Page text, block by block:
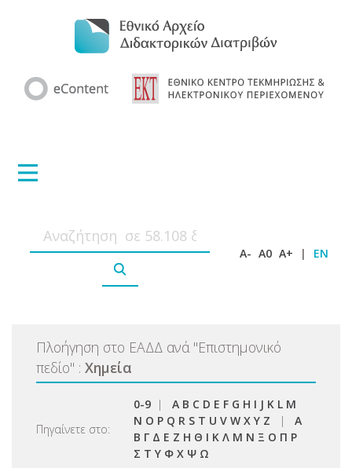
A- A0 A+ | EN
Πλοήγηση στο ΕΑΔΔ ανά "Επιστημονικό
πεδίο" : Χημεία
Πηγαίνετε στο:
0-9 | A B C D E F G H I J K L M
N O P Q R S T U V W X Y Z | Α
Β Γ Δ Ε Ζ Η Θ Ι Κ Λ Μ Ν Ξ Ο Π Ρ
Σ Τ Υ Φ Χ Ψ Ω